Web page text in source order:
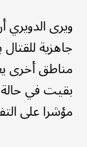
ويرى
جاهزية
مناطق أخرى
بقيت في
مؤشرا على